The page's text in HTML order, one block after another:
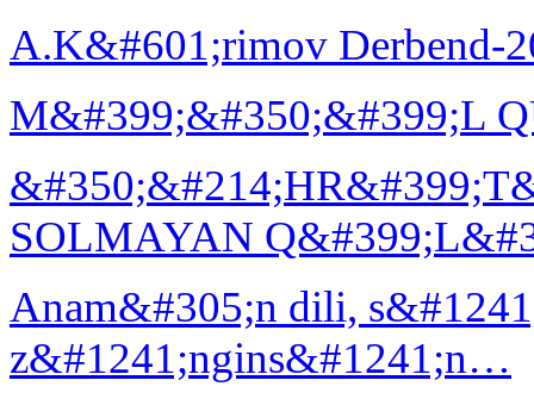
A.K&#601;rimov Derbend-
M&#399;&#350;&#399;L
SOLMAYAN
Аnаm&#305;n dili,
z&#1241;ngins&#1241;n…